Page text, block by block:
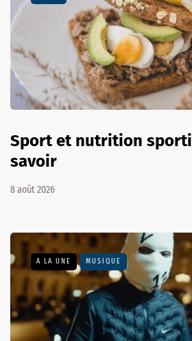
Sport et nutrition
savoir
8 août 2026
A LA UNE MUSIQUE